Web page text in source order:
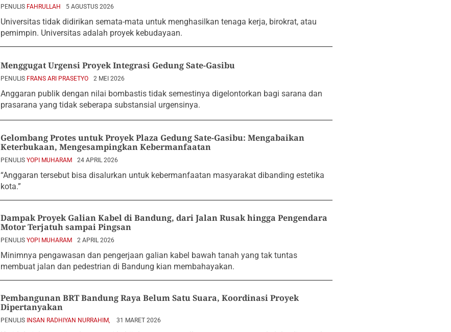
PENULIS FAHRULLAH 5 AGUSTUS 2026
Universitas tidak didirikan semata-mata untuk menghasilkan tenaga kerja, birokrat, atau
pemimpin. Universitas adalah proyek kebudayaan.
Menggugat Urgensi Proyek Integrasi Gedung Sate-Gasibu
PENULIS FRANS ARI PRASETYO 2 MEI 2026
Anggaran publik dengan nilai bombastis tidak semestinya digelontorkan bagi sarana dan
prasarana yang tidak seberapa substansial urgensinya.
Gelombang Protes untuk Proyek Plaza Gedung Sate-Gasibu: Mengabaikan
Keterbukaan, Mengesampingkan Kebermanfaatan
PENULIS YOPI MUHARAM 24 APRIL 2026
“Anggaran tersebut bisa disalurkan untuk kebermanfaatan masyarakat dibanding estetika
kota.”
Dampak Proyek Galian Kabel di Bandung, dari Jalan Rusak hingga Pengendara
Motor Terjatuh sampai Pingsan
PENULIS YOPI MUHARAM 2 APRIL 2026
Minimnya pengawasan dan pengerjaan galian kabel bawah tanah yang tak tuntas
membuat jalan dan pedestrian di Bandung kian membahayakan.
Pembangunan BRT Bandung Raya Belum Satu Suara, Koordinasi Proyek
Dipertanyakan
PENULIS INSAN RADHIYAN NURRAHIM, 31 MARET 2026